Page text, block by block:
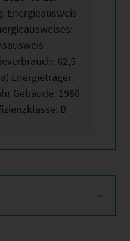
Energieausweis
62,5
Energieträger:
Gebäude: 1986
B